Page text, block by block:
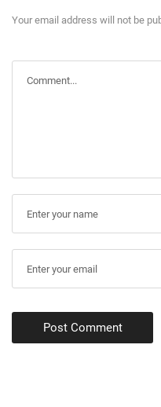
Your email address will not be
Post Comment